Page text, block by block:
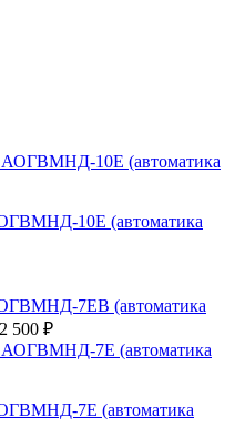
10Е (автоматика
7ЕВ (автоматика
500 ₽
7Е (автоматика